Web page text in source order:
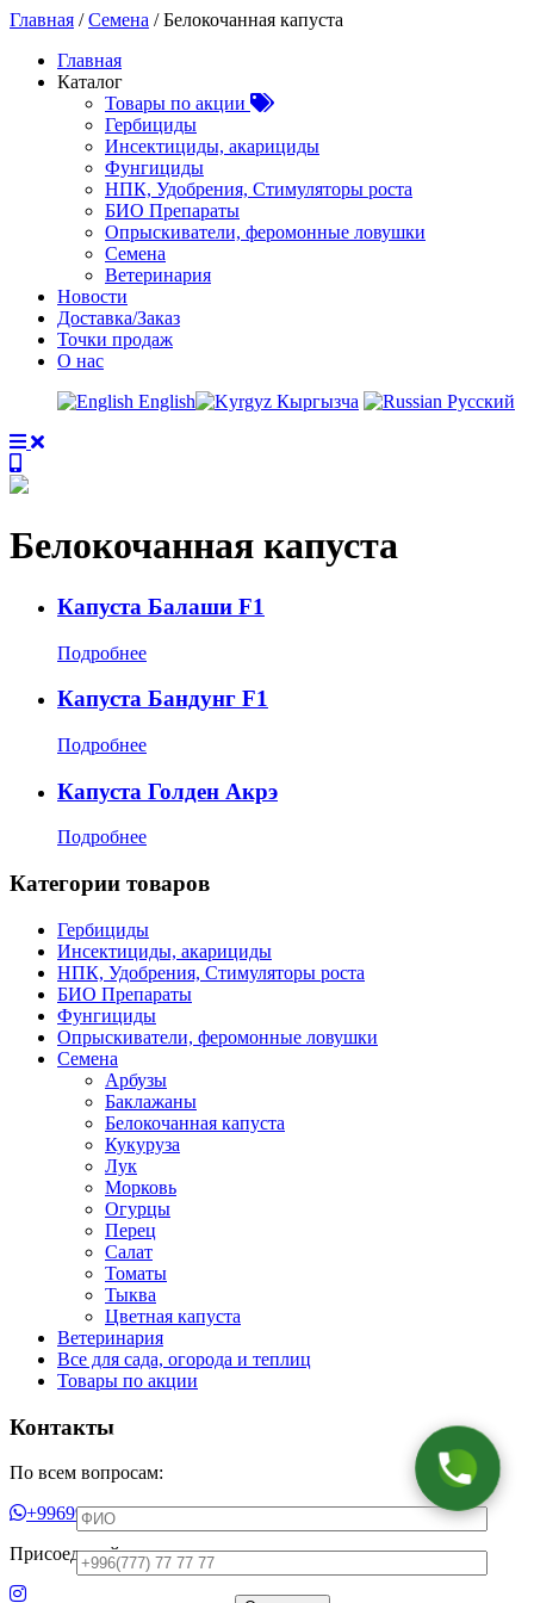
Главная /Семена / Белокочанная капуста
Главная
Каталог
Товары по акции
Гербициды
Инсектициды, акарициды
Фунгициды
НПК, Удобрения, Стимуляторы роста
БИО Препараты
Опрыскиватели, феромонные ловушки
Семена
Ветеринария
Новости
Доставка/Заказ
Точки продаж
О нас
English
Кыргызча Русский
Белокочанная капуста
Капуста Балаши F1
Подробнее
Капуста Бандунг F1
Подробнее
Капуста Голден Акрэ
Подробнее
Категории товаров
Гербициды
Инсектициды, акарициды
НПК, Удобрения, Стимуляторы роста
БИО Препараты
Фунгициды
Опрыскиватели, феромонные ловушки
Семена
Арбузы
Баклажаны
Белокочанная капуста
Кукуруза
Лук
Морковь
Огурцы
Перец
Салат
Томаты
Тыква
Цветная капуста
Ветеринария
Все для сада, огорода и теплиц
Товары по акции
Контакты
По всем вопросам:
+996999333933
Присоединяйтесь к нам в социальных сетях:
Оставьте Ваш номер телефона, мы